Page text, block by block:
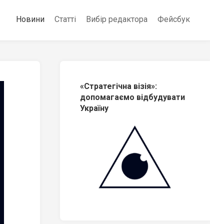
Новини Статті Вибір редактора Фейсбук
«Стратегічна візія»:
допомагаємо відбудувати
Україну